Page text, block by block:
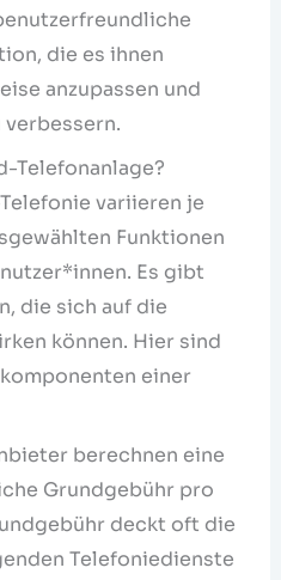
die es ihnen
anzupassen und
verbessern.
Telefonanlage?
variieren je
Funktionen
Es gibt
die sich auf die
können. Hier sind
einer
berechnen eine
Grundgebühr pro
deckt oft die
Telefoniedienste